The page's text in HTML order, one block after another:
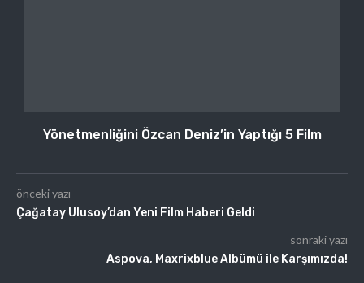
Yönetmenliğini Özcan Deniz’in Yaptığı 5 Film
önceki yazı
Çağatay Ulusoy’dan Yeni Film Haberi Geldi
sonraki yazı
Aspova, Maxrixblue Albümü ile Karşımızda!